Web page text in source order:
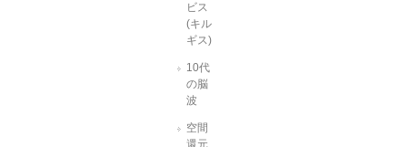
ビス
(キル
ギス)
10代
の脳
波
空間
還元